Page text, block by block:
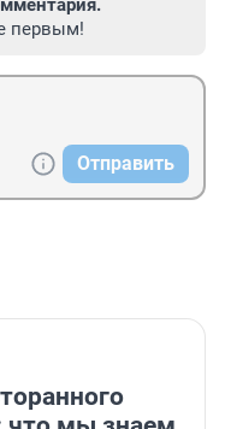
первым!
Отправить